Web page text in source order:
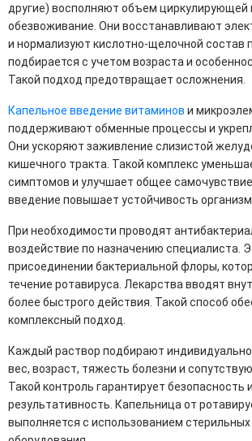
другие) восполняют объем циркулирующей
обезвоживание. Они восстанавливают
и нормализуют кислотно-щелочной состав
подбирается с учетом возраста и
Такой подход предотвращает осложнения.
Капельное введение витаминов и
поддерживают обменные процессы и
Они ускоряют заживление слизистой
кишечного тракта. Такой комплекс
симптомов и улучшает общее
введение повышает устойчивость
При необходимости проводят
воздействие по назначению специалиста.
присоединении бактериальной флоры,
течение ротавируса. Лекарства вводят
более быстрого действия. Такой способ
комплексный подход.
Каждый раствор подбирают
вес, возраст, тяжесть болезни и
Такой контроль гарантирует безопасность
результативность. Капельница от
выполняется с использованием